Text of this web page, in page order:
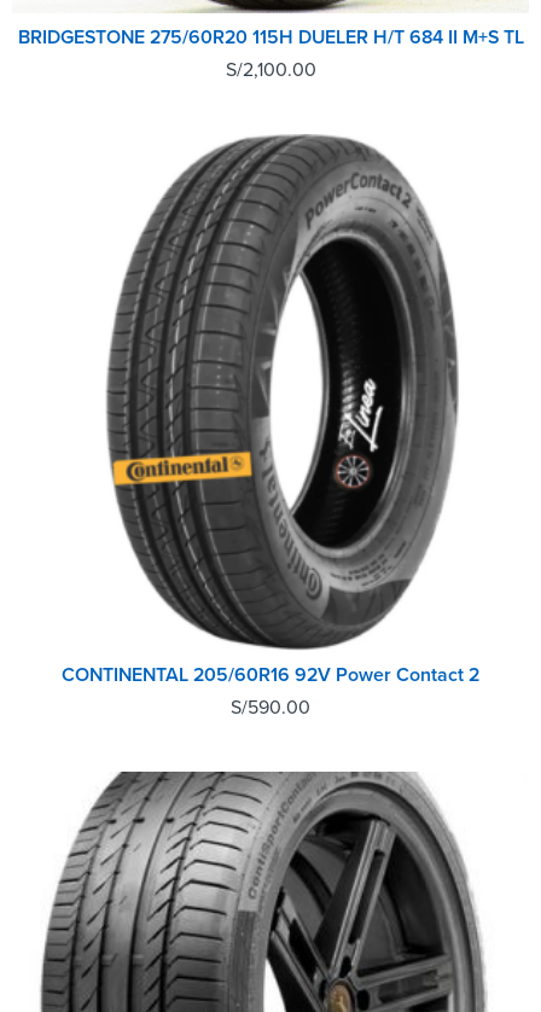
BRIDGESTONE 275/60R20 115H DUELER H/T 684 II M+S TL
S/2,100.00
CONTINENTAL 205/60R16 92V Power Contact 2
S/590.00